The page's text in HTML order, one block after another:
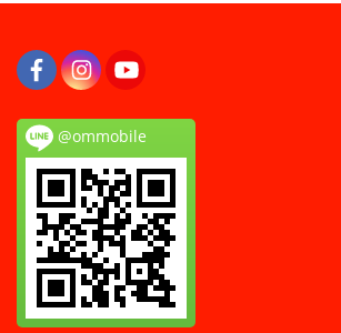
@ommobile